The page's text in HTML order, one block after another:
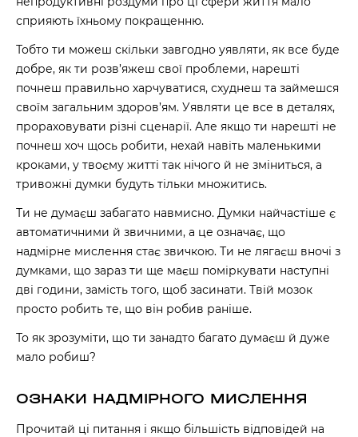
сприяють їхньому покращенню.
Тобто ти можеш скільки завгодно уявляти, як все буде
добре, як ти розв’яжеш свої проблеми, нарешті
почнеш правильно харчуватися, схуднеш та займешся
своїм загальним здоров’ям. Уявляти це все в деталях,
прораховувати різні сценарії. Але якщо ти нарешті не
почнеш хоч щось робити, нехай навіть маленькими
кроками, у твоєму житті так нічого й не зміниться, а
тривожні думки будуть тільки множитись.
Ти не думаєш забагато навмисно. Думки найчастіше є
автоматичними й звичними, а це означає, що
надмірне мислення стає звичкою. Ти не лягаєш вночі з
думками, що зараз ти ще маєш поміркувати наступні
дві години, замість того, щоб засинати. Твій мозок
просто робить те, що він робив раніше.
То як зрозуміти, що ти занадто багато думаєш й дуже
мало робиш?
ОЗНАКИ НАДМІРНОГО МИСЛЕННЯ
Прочитай ці питання і якщо більшість відповідей на